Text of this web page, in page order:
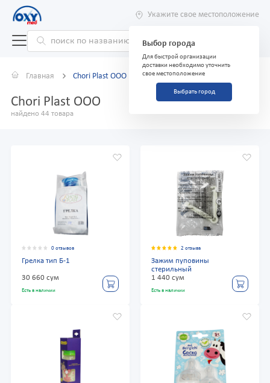
Укажите свое местоположение
Выбор города
Для быстрой организации
доставки необходимо уточнить
свое местоположение
Выбрать город
Главная Chori Plast OOO
Chori Plast OOO
найдено 44 товара
0 отзывов
Грелка тип Б-1
30 660 сум
Есть в наличии
2 отзыва
Зажим пуповины
стерильный
1 440 сум
Есть в наличии